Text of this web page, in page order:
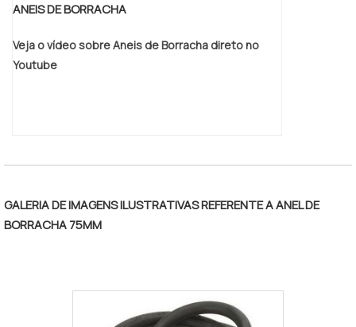
ANEIS DE BORRACHA
Veja o vídeo sobre Aneis de Borracha direto no
Youtube
GALERIA DE IMAGENS ILUSTRATIVAS REFERENTE A ANEL DE
BORRACHA 75MM